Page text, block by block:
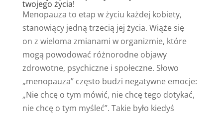
twojego życia!
Menopauza to etap w życiu każdej kobiety,
stanowiący jedną trzecią jej życia. Wiąże się
on z wieloma zmianami w organizmie, które
mogą powodować różnorodne objawy
zdrowotne, psychiczne i społeczne. Słowo
„menopauza” często budzi negatywne emocje:
„Nie chcę o tym mówić, nie chcę tego dotykać,
nie chcę o tym myśleć”. Takie było kiedyś